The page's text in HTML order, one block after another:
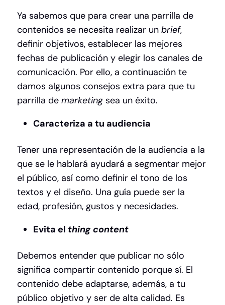
Ya sabemos que para crear una parrilla de
contenidos se necesita realizar un brief,
definir objetivos, establecer las mejores
fechas de publicación y elegir los canales de
comunicación. Por ello, a continuación te
damos algunos consejos extra para que tu
parrilla de marketingsea un éxito.
Caracteriza a tu audiencia
Tener una representación de la audiencia a la
que se le hablará ayudará a segmentar mejor
el público, así como definir el tono de los
textos y el diseño. Una guía puede ser la
edad, profesión, gustos y necesidades.
Evita el thing content
Debemos entender que publicar no sólo
significa compartir contenido porque sí. El
contenido debe adaptarse, además, a tu
público objetivo y ser de alta calidad. Es